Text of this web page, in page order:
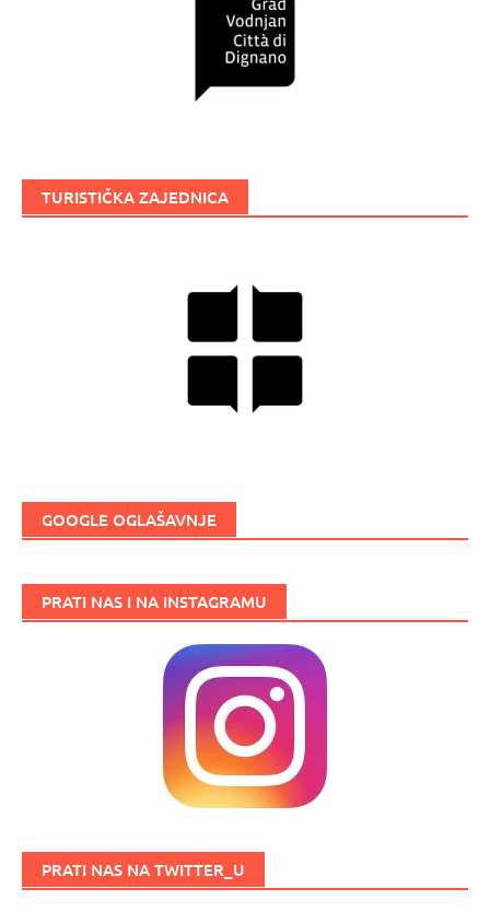
TURISTIČKA ZAJEDNICA
GOOGLE OGLAŠAVNJE
PRATI NAS I NA INSTAGRAMU
PRATI NAS NA TWITTER_U